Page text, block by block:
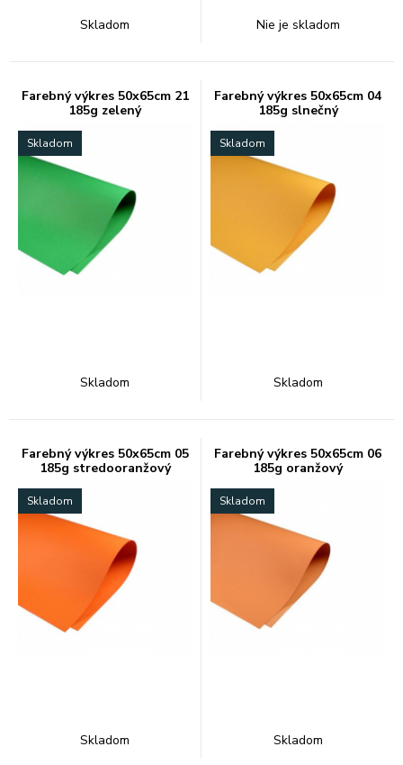
Skladom Nie je skladom
Farebný výkres 50x65cm 21
185g zelený
Skladom
Skladom
Farebný výkres 50x65cm 04
185g slnečný
Skladom
Skladom
Farebný výkres 50x65cm 05
185g stredooranžový
Skladom
Skladom
Farebný výkres 50x65cm 06
185g oranžový
Skladom
Skladom